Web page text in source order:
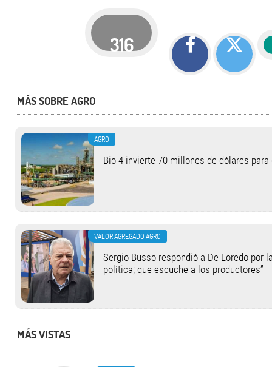
316
MÁS SOBRE AGRO
AGRO
Bio 4 invierte 70 millones de dólares
VALOR AGREGADO AGRO
Sergio Busso respondió a De Loredo por
política; que escuche a los productores”
MÁS VISTAS